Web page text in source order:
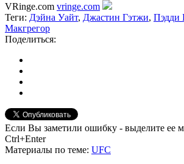
VRinge.com vringe.com
Теги: Дэйна Уайт, Джастин Гэтжи, Пэдди
Макгрегор
Поделиться:
Если Вы заметили ошибку - выделите
Ctrl+Enter
Материалы по теме: UFC